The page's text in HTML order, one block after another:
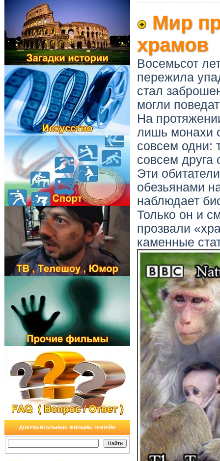
ДОКУМЕНТАЛЬНЫЕ ФИЛЬМЫ ОНЛАЙН
Мир
храмов
Восемьсот
пережила
стал
могли
На
лишь монахи
совсем одни:
совсем
Эти
обезьянами
наблюдает
Только он и
прозвали
каменные